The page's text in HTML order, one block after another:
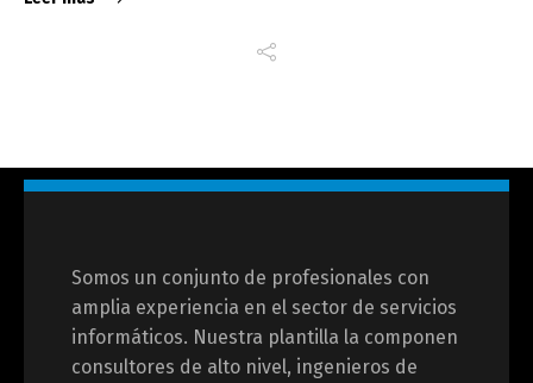
Somos un conjunto de profesionales con
amplia experiencia en el sector de servicios
informáticos. Nuestra plantilla la componen
consultores de alto nivel, ingenieros de